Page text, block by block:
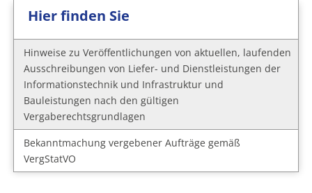
Hier finden Sie
Hinweise zu Veröffentlichungen von aktuellen, laufenden
Ausschreibungen von Liefer- und Dienstleistungen der
Informationstechnik und Infrastruktur und
Bauleistungen nach den gültigen
Vergaberechtsgrundlagen
Bekanntmachung vergebener Aufträge gemäß
VergStatVO